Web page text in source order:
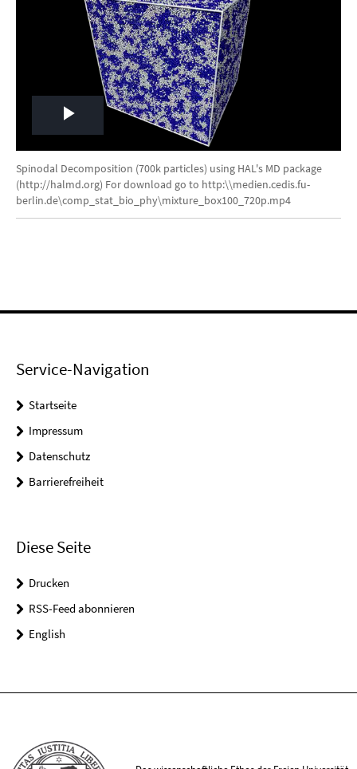
Play
Video
Spinodal Decomposition (700k particles) using HAL's MD package
(http://halmd.org) For download go to http:\\medien.cedis.fu-
berlin.de\comp_stat_bio_phy\mixture_box100_720p.mp4
Service-Navigation
Startseite
Impressum
Datenschutz
Barrierefreiheit
Diese Seite
Drucken
RSS-Feed abonnieren
English